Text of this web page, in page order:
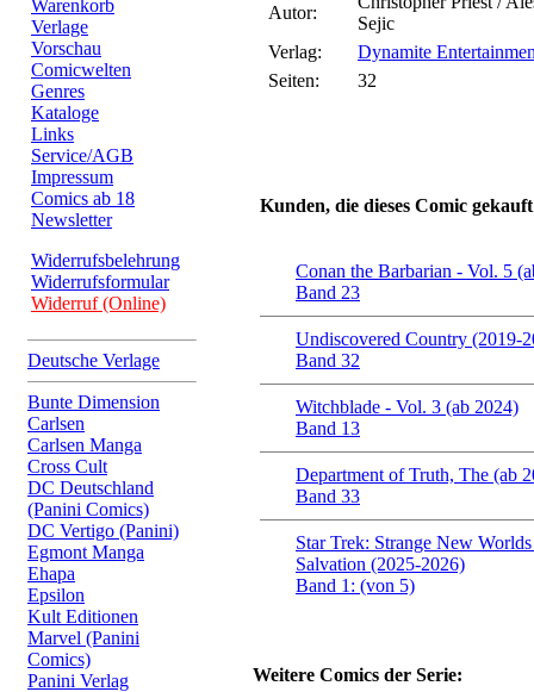
Warenkorb
Verlage
Vorschau
Comicwelten
Genres
Kataloge
Links
Service/AGB
Impressum
Comics ab 18
Newsletter
Widerrufsbelehrung
Widerrufsformular
Widerruf (Online)
Deutsche Verlage
Bunte Dimension
Carlsen
Carlsen Manga
Cross Cult
DC Deutschland
(Panini Comics)
DC Vertigo (Panini)
Egmont Manga
Ehapa
Epsilon
Kult Editionen
Marvel (Panini
Comics)
Panini Verlag
Autor:
Sejic
Verlag:
Dynamite
Seiten:
32
Kunden, die dieses Comic
Conan the Barbarian - Vol. 5
Band 23
Undiscovered Country (2019-
Band 32
Witchblade - Vol. 3 (ab 2024)
Band 13
Department of Truth, The (ab
Band 33
Star Trek: Strange New
Salvation (2025-2026)
Band 1: (von 5)
Weitere Comics der Serie: